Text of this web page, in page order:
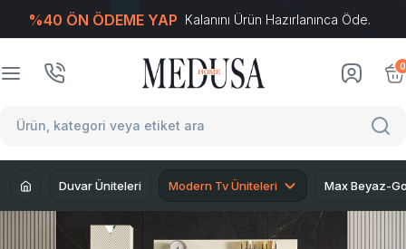
%40 ÖN ÖDEME YAP Kalanını Ürün Hazırlanınca Öde.
0
Duvar Üniteleri Modern Tv Üniteleri Max Beyaz-
T-Soft E-Ticaret Sistemleriyle Hazırlanmıştır.